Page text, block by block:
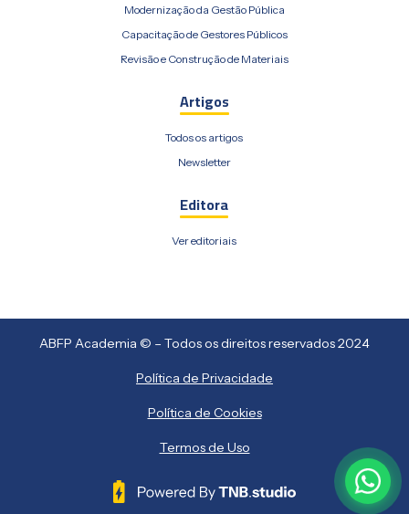
Modernização da Gestão Pública
Capacitação de Gestores Públicos
Revisão e Construção de Materiais
Artigos
Todos os artigos
Newsletter
Editora
Ver editoriais
ABFP Academia © – Todos os direitos reservados 2024
Política de Privacidade
Política de Cookies
Termos de Uso